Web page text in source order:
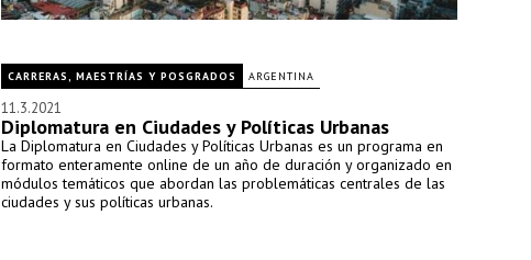
CARRERAS, MAESTRÍAS Y POSGRADOS ARGENTINA
11.3.2021
Diplomatura en Ciudades y Políticas Urbanas
La Diplomatura en Ciudades y Políticas Urbanas es un programa en
formato enteramente online de un año de duración y organizado en
módulos temáticos que abordan las problemáticas centrales de las
ciudades y sus políticas urbanas.